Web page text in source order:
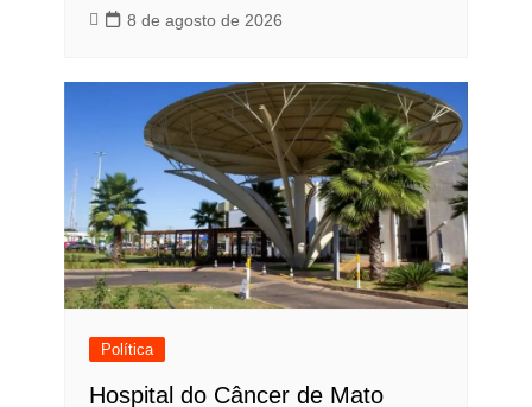
8 de agosto de 2026
Política
Hospital do Câncer de Mato